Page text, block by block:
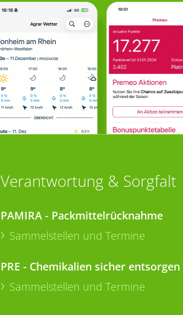
Verantwortung & Sorgfalt
PAMIRA - Packmittelrücknahme
Sammelstellen und Termine
PRE - Chemikalien sicher entsorgen
Sammelstellen und Termine